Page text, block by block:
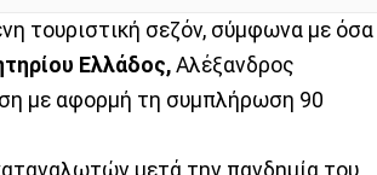
τουριστική σεζόν, σύμφωνα με όσα
Ελλάδος,Αλέξανδρος
με αφορμή τη συμπλήρωση 90
μετά την πανδημία του